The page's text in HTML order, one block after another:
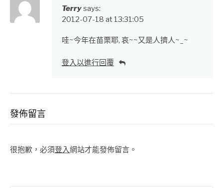
Terrysays:
2012-07-18 at 13:31:05
哇~今年在苗栗耶, 哀~~又是人擠人~_~
登入以進行回覆
發佈留言
很抱歉，必須登入網站才能發佈留言。